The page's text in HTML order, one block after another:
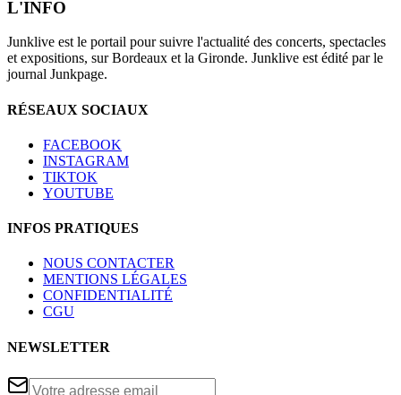
L'INFO
Junklive est le portail pour suivre l'actualité des concerts, spectacles
et expositions, sur Bordeaux et la Gironde. Junklive est édité par le
journal Junkpage.
RÉSEAUX SOCIAUX
FACEBOOK
INSTAGRAM
TIKTOK
YOUTUBE
INFOS PRATIQUES
NOUS CONTACTER
MENTIONS LÉGALES
CONFIDENTIALITÉ
CGU
NEWSLETTER